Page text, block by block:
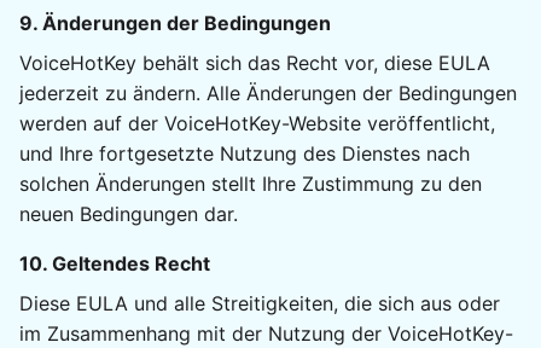
9. Änderungen der Bedingungen
VoiceHotKey behält sich das Recht vor, diese EULA
jederzeit zu ändern. Alle Änderungen der Bedingungen
werden auf der VoiceHotKey-Website veröffentlicht,
und Ihre fortgesetzte Nutzung des Dienstes nach
solchen Änderungen stellt Ihre Zustimmung zu den
neuen Bedingungen dar.
10. Geltendes Recht
Diese EULA und alle Streitigkeiten, die sich aus oder
im Zusammenhang mit der Nutzung der VoiceHotKey-